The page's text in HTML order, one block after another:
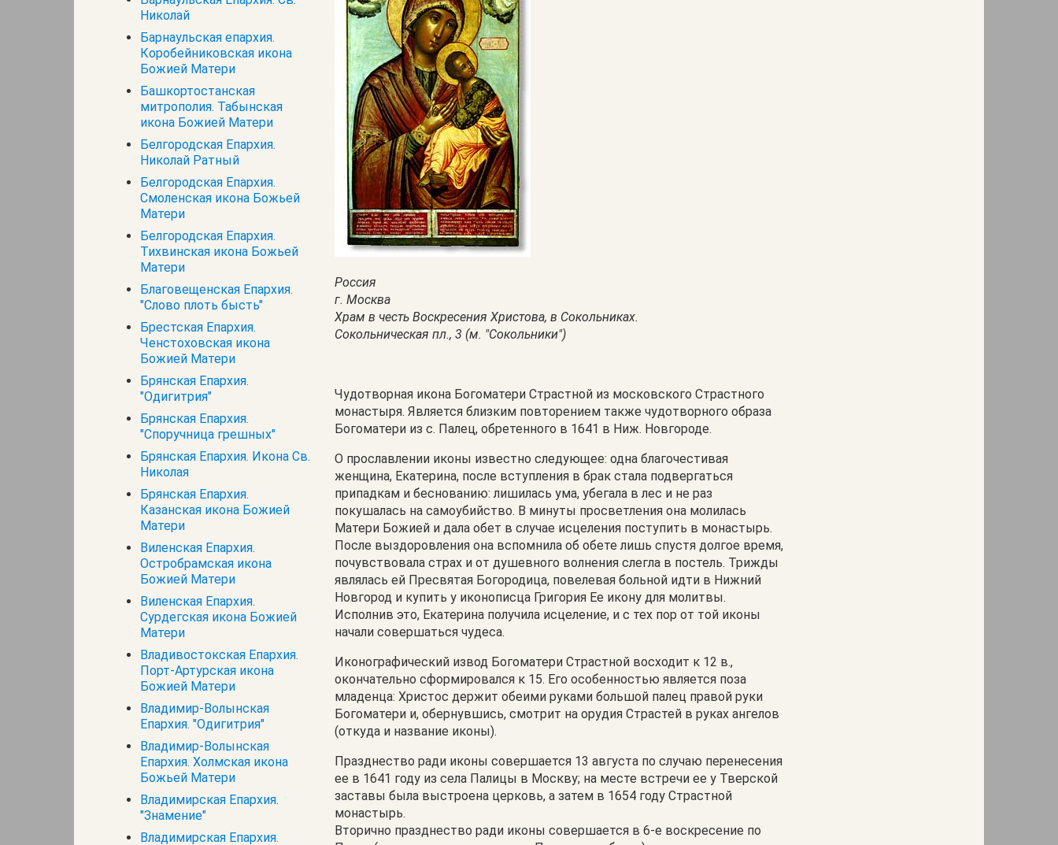
Николай
Барнаульская епархия.
Коробейниковская икона
Божией Матери
Башкортостанская
митрополия. Табынская
икона Божией Матери
Белгородская Епархия.
Николай Ратный
Белгородская Епархия.
Смоленская икона Божьей
Матери
Белгородская Епархия.
Тихвинская икона Божьей
Матери
Благовещенская Епархия.
"Слово плоть бысть"
Брестская Епархия.
Ченстоховская икона
Божией Матери
Брянская Епархия.
"Одигитрия"
Брянская Епархия.
"Споручница грешных"
Брянская Епархия. Икона Св.
Николая
Брянская Епархия.
Казанская икона Божией
Матери
Виленская Епархия.
Остробрамская икона
Божией Матери
Виленская Епархия.
Сурдегская икона Божией
Матери
Владивостокская Епархия.
Порт-Артурская икона
Божией Матери
Владимир-Волынская
Епархия. "Одигитрия"
Владимир-Волынская
Епархия. Холмская икона
Божьей Матери
Владимирская Епархия.
"Знамение"
Владимирская Епархия.
Россия
г. Москва
Храм в честь Воскресения Христова, в Сокольниках.
Сокольническая пл., 3 (м. "Сокольники")
Чудотворная икона Богоматери Страстной из московского Страстного
монастыря. Является близким повторением также чудотворного образа
Богоматери из с. Палец, обретенного в 1641 в Ниж. Новгороде.
О прославлении иконы известно следующее: одна благочестивая
женщина, Екатерина, после вступления в брак стала подвергаться
припадкам и беснованию: лишилась ума, убегала в лес и не раз
покушалась на самоубийство. В минуты просветления она молилась
Матери Божией и дала обет в случае исцеления поступить в монастырь.
После выздоровления она вспомнила об обете лишь спустя долгое время,
почувствовала страх и от душевного волнения слегла в постель. Трижды
являлась ей Пресвятая Богородица, повелевая больной идти в Нижний
Новгород и купить у иконописца Григория Ее икону для молитвы.
Исполнив это, Екатерина получила исцеление, и с тех пор от той иконы
начали совершаться чудеса.
Иконографический извод Богоматери Страстной восходит к 12 в.,
окончательно сформировался к 15. Его особенностью является поза
младенца: Христос держит обеими руками большой палец правой руки
Богоматери и, обернувшись, смотрит на орудия Страстей в руках ангелов
(откуда и название иконы).
Празднество ради иконы совершается 13 августа по случаю перенесения
ее в 1641 году из села Палицы в Москву; на месте встречи ее у Тверской
заставы была выстроена церковь, а затем в 1654 году Страстной
монастырь.
Вторично празднество ради иконы совершается в 6-е воскресение по